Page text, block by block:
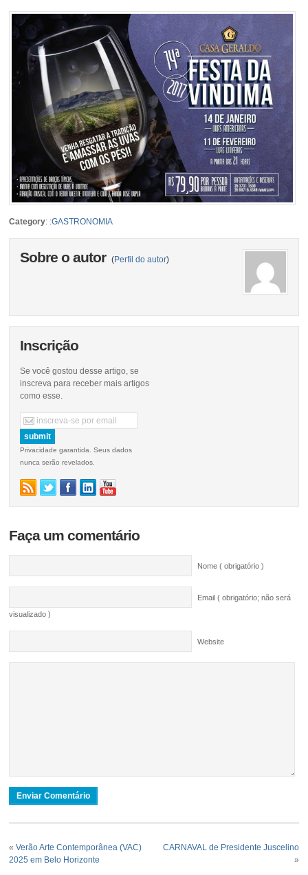
Category: :GASTRONOMIA
Sobre o autor (Perfil do autor)
Inscrição
Se você gostou desse artigo, se
inscreva para receber mais artigos
como esse.
Privacidade garantida. Seus dados
nunca serão revelados.
Faça um comentário
Nome ( obrigatório )
Email ( obrigatório; não será
visualizado )
Website
«Verão Arte Contemporânea (VAC)
2025 em Belo Horizonte
CARNAVAL de Presidente Juscelino
»